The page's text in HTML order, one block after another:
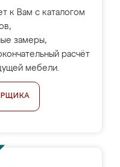
к Вам с каталогом
замеры,
расчёт
мебели.